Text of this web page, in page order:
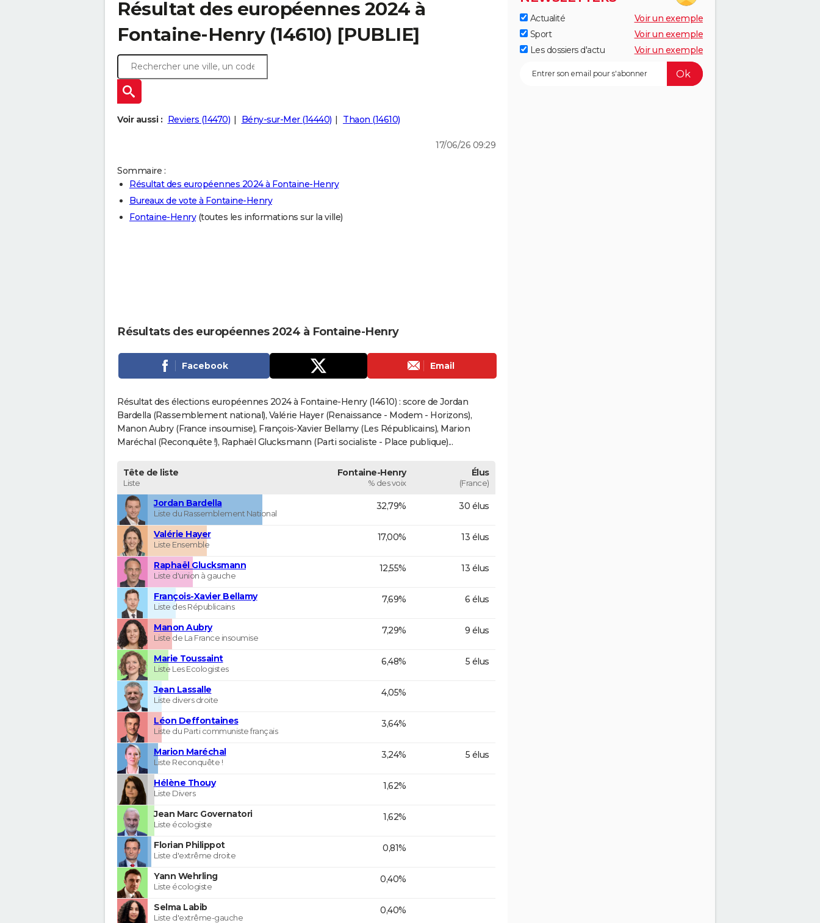
Résultat des européennes 2024 à
Fontaine-Henry (14610) [PUBLIE]
Voir aussi : Reviers (14470) Bény-sur-Mer (14440) Thaon (14610)
17/06/26 09:29
Sommaire :
Résultat des européennes 2024 à Fontaine-Henry
Bureaux de vote à Fontaine-Henry
Fontaine-Henry(toutes les informations sur la ville)
Résultats des européennes 2024 à Fontaine-Henry
Facebook Email
Résultat des élections européennes 2024 à Fontaine-Henry (14610) : score de Jordan
Bardella (Rassemblement national), Valérie Hayer (Renaissance - Modem - Horizons),
Manon Aubry (France insoumise), François-Xavier Bellamy (Les Républicains), Marion
Maréchal (Reconquête !), Raphaël Glucksmann (Parti socialiste - Place publique)...
Tête de liste
Liste
Fontaine-Henry
% des voix
Élus
(France)
Jordan Bardella
Liste du Rassemblement National
32,79% 30 élus
Valérie Hayer
Liste Ensemble
17,00% 13 élus
Raphaël Glucksmann
Liste d'union à gauche
12,55% 13 élus
François-Xavier Bellamy
Liste des Républicains
7,69% 6 élus
Manon Aubry
Liste de La France insoumise
7,29% 9 élus
Marie Toussaint
Liste Les Ecologistes
6,48% 5 élus
Jean Lassalle
Liste divers droite
4,05%
Léon Deffontaines
Liste du Parti communiste français
3,64%
Marion Maréchal
Liste Reconquête !
3,24% 5 élus
Hélène Thouy
Liste Divers
1,62%
Jean Marc Governatori
Liste écologiste
1,62%
Florian Philippot
Liste d'extrême droite
0,81%
Yann Wehrling
Liste écologiste
0,40%
Selma Labib
Liste d'extrême-gauche
0,40%
Actualité
Voir un exemple
Sport
Voir un exemple
Les dossiers d'actu
Voir un exemple